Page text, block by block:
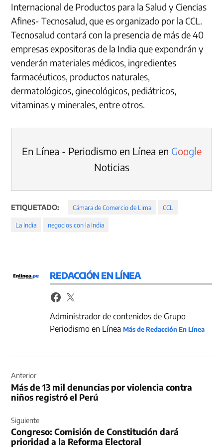
Internacional de Productos para la Salud y Ciencias
Afines- Tecnosalud, que es organizado por la CCL.
Tecnosalud contará con la presencia de más de 40
empresas expositoras de la India que expondrán y
venderán materiales médicos, ingredientes
farmacéuticos, productos naturales,
dermatológicos, ginecológicos, pediátricos,
vitaminas y minerales, entre otros.
En Línea - Periodismo en Línea en Google
Noticias
ETIQUETADO: Cámara de Comercio de Lima CCL
La India negocios con la India
REDACCIÓN EN LÍNEA
Administrador de contenidos de Grupo
Periodismo en LíneaMás de Redacción En Línea
de
entradas
Anterior
Más de 13 mil denuncias por violencia contra
niños registró el Perú
Siguiente
Congreso: Comisión de Constitución dará
prioridad a la Reforma Electoral